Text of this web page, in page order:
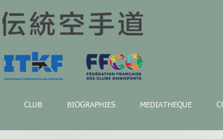
CLUB BIOGRAPHIES MEDIATHEQUE